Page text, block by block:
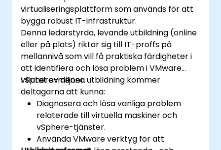
virtualiseringsplattform som används för att
bygga robust IT-infrastruktur.
Denna ledarstyrda, levande utbildning (online
eller på plats) riktar sig till IT-proffs på
mellannivå som vill få praktiska färdigheter i
att identifiera och lösa problem i VMware
vSphere-miljöer.
I slutet av denna utbildning kommer
deltagarna att kunna:
Diagnosera och lösa vanliga problem
relaterade till virtuella maskiner och
vSphere-tjänster.
Använda VMware verktyg för att